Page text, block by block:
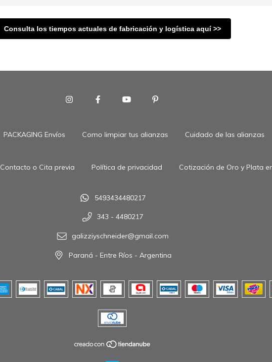
Consulta los tiempos actuales de fabricación y logística aquí >>
PACKAGING Envíos Como limpiar tus alianzas Cuidado de las alianzas
Contacto o Cita previa Política de privacidad Cotización de Oro y Plata
5493434480217
343 - 4480217
galizziyschneider@gmail.com
Paraná - Entre Ríos - Argentina